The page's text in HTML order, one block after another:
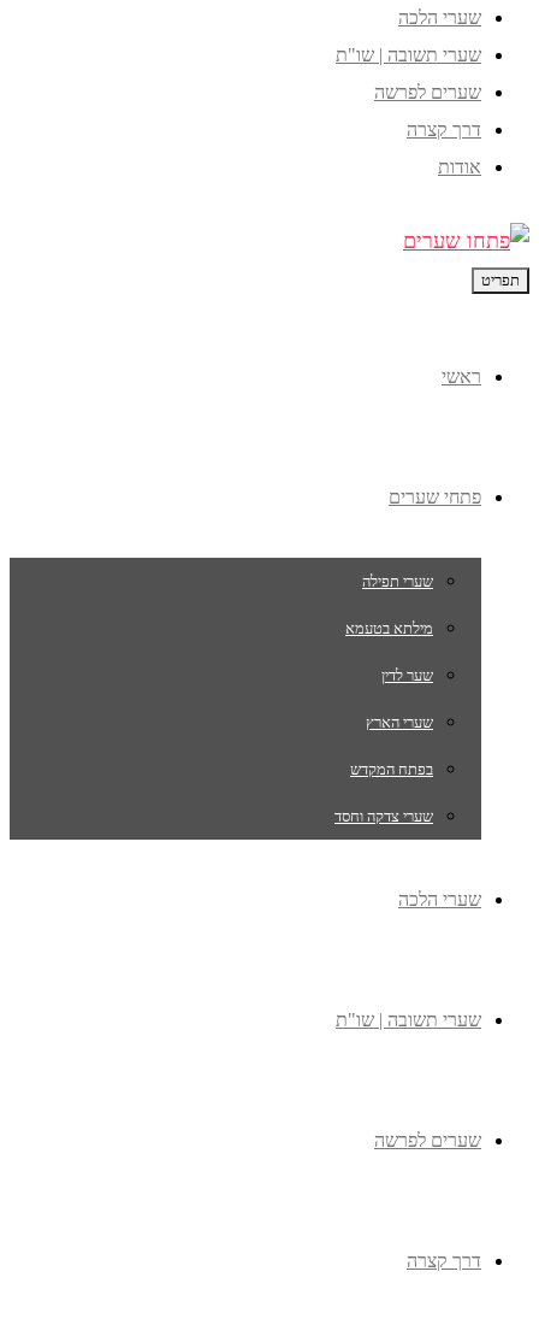
שערי הלכה
שערי תשובה | שו"ת
שערים לפרשה
דרך קצרה
אודות
תפריט
ראשי
פתחי שערים
שערי תפילה
מילתא בטעמא
שער לדין
שערי הארץ
בפתח המקדש
שערי צדקה וחסד
שערי הלכה
שערי תשובה | שו"ת
שערים לפרשה
דרך קצרה